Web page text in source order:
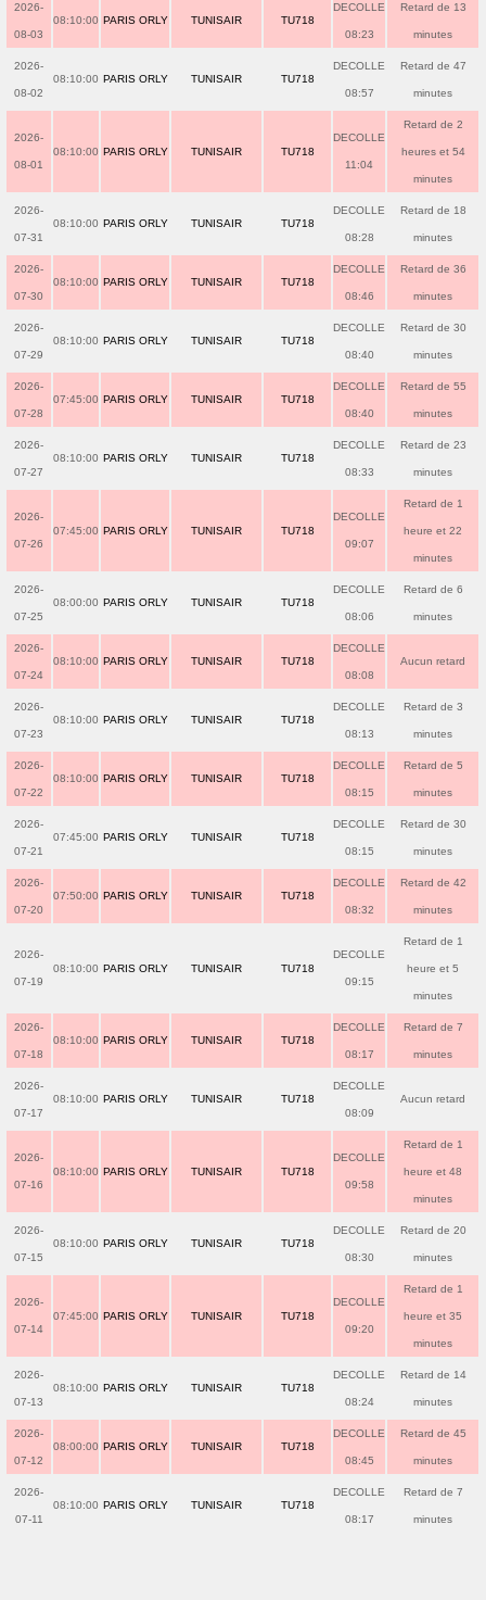
2026-
08-03
08:10:00 PARIS ORLY TUNISAIR TU718
DECOLLE
08:23
Retard de 13
minutes
2026-
08-02
08:10:00 PARIS ORLY TUNISAIR TU718
DECOLLE
08:57
Retard de 47
minutes
2026-
08-01
08:10:00 PARIS ORLY TUNISAIR TU718
DECOLLE
11:04
Retard de 2
heures et 54
minutes
2026-
07-31
08:10:00 PARIS ORLY TUNISAIR TU718
DECOLLE
08:28
Retard de 18
minutes
2026-
07-30
08:10:00 PARIS ORLY TUNISAIR TU718
DECOLLE
08:46
Retard de 36
minutes
2026-
07-29
08:10:00 PARIS ORLY TUNISAIR TU718
DECOLLE
08:40
Retard de 30
minutes
2026-
07-28
07:45:00 PARIS ORLY TUNISAIR TU718
DECOLLE
08:40
Retard de 55
minutes
2026-
07-27
08:10:00 PARIS ORLY TUNISAIR TU718
DECOLLE
08:33
Retard de 23
minutes
2026-
07-26
07:45:00 PARIS ORLY TUNISAIR TU718
DECOLLE
09:07
Retard de 1
heure et 22
minutes
2026-
07-25
08:00:00 PARIS ORLY TUNISAIR TU718
DECOLLE
08:06
Retard de 6
minutes
2026-
07-24
08:10:00 PARIS ORLY TUNISAIR TU718
DECOLLE
08:08
Aucun retard
2026-
07-23
08:10:00 PARIS ORLY TUNISAIR TU718
DECOLLE
08:13
Retard de 3
minutes
2026-
07-22
08:10:00 PARIS ORLY TUNISAIR TU718
DECOLLE
08:15
Retard de 5
minutes
2026-
07-21
07:45:00 PARIS ORLY TUNISAIR TU718
DECOLLE
08:15
Retard de 30
minutes
2026-
07-20
07:50:00 PARIS ORLY TUNISAIR TU718
DECOLLE
08:32
Retard de 42
minutes
2026-
07-19
08:10:00 PARIS ORLY TUNISAIR TU718
DECOLLE
09:15
Retard de 1
heure et 5
minutes
2026-
07-18
08:10:00 PARIS ORLY TUNISAIR TU718
DECOLLE
08:17
Retard de 7
minutes
2026-
07-17
08:10:00 PARIS ORLY TUNISAIR TU718
DECOLLE
08:09
Aucun retard
2026-
07-16
08:10:00 PARIS ORLY TUNISAIR TU718
DECOLLE
09:58
Retard de 1
heure et 48
minutes
2026-
07-15
08:10:00 PARIS ORLY TUNISAIR TU718
DECOLLE
08:30
Retard de 20
minutes
2026-
07-14
07:45:00 PARIS ORLY TUNISAIR TU718
DECOLLE
09:20
Retard de 1
heure et 35
minutes
2026-
07-13
08:10:00 PARIS ORLY TUNISAIR TU718
DECOLLE
08:24
Retard de 14
minutes
2026-
07-12
08:00:00 PARIS ORLY TUNISAIR TU718
DECOLLE
08:45
Retard de 45
minutes
2026-
07-11
08:10:00 PARIS ORLY TUNISAIR TU718
DECOLLE
08:17
Retard de 7
minutes